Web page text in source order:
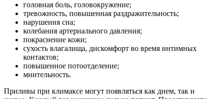
головная боль, головокружение;
тревожность, повышенная раздражительность;
нарушения сна;
колебания артериального давления;
покраснение кожи;
сухость влагалища, дискомфорт во время интимных
контактов;
повышенное потоотделение;
мнительность.
Приливы при климаксе могут появляться как днем, так и